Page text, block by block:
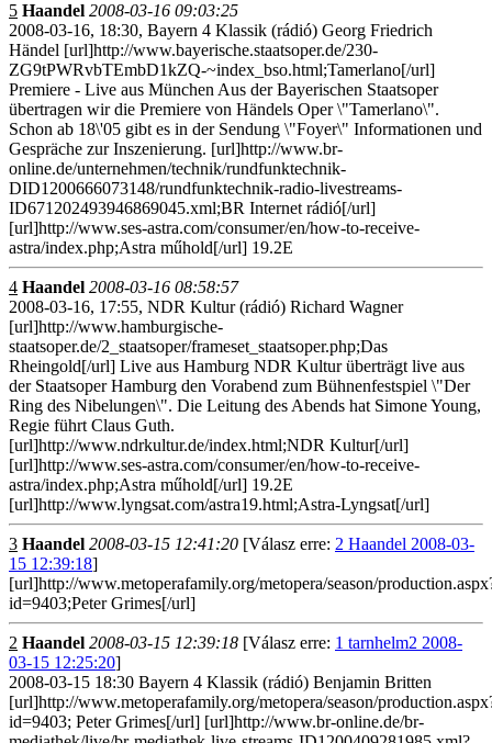
5 Haandel 2008-03-16 09:03:25
2008-03-16, 18:30, Bayern 4 Klassik (rádió) Georg Friedrich
Händel [url]http://www.bayerische.staatsoper.de/230-
ZG9tPWRvbTEmbD1kZQ-~index_bso.html;Tamerlano[/url]
Premiere - Live aus München Aus der Bayerischen Staatsoper
übertragen wir die Premiere von Händels Oper \"Tamerlano\".
Schon ab 18\'05 gibt es in der Sendung \"Foyer\" Informationen und
Gespräche zur Inszenierung. [url]http://www.br-
online.de/unternehmen/technik/rundfunktechnik-
DID1200666073148/rundfunktechnik-radio-livestreams-
ID671202493946869045.xml;BR Internet rádió[/url]
[url]http://www.ses-astra.com/consumer/en/how-to-receive-
astra/index.php;Astra műhold[/url] 19.2E
4 Haandel 2008-03-16 08:58:57
2008-03-16, 17:55, NDR Kultur (rádió) Richard Wagner
[url]http://www.hamburgische-
staatsoper.de/2_staatsoper/frameset_staatsoper.php;Das
Rheingold[/url] Live aus Hamburg NDR Kultur überträgt live aus
der Staatsoper Hamburg den Vorabend zum Bühnenfestspiel \"Der
Ring des Nibelungen\". Die Leitung des Abends hat Simone Young,
Regie führt Claus Guth.
[url]http://www.ndrkultur.de/index.html;NDR Kultur[/url]
[url]http://www.ses-astra.com/consumer/en/how-to-receive-
astra/index.php;Astra műhold[/url] 19.2E
[url]http://www.lyngsat.com/astra19.html;Astra-Lyngsat[/url]
3 Haandel 2008-03-15 12:41:20 [Válasz erre: 2 Haandel 2008-03-
15 12:39:18]
[url]http://www.metoperafamily.org/metopera/season/
id=9403;Peter Grimes[/url]
2 Haandel 2008-03-15 12:39:18 [Válasz erre: 1 tarnhelm2 2008-
03-15 12:25:20]
2008-03-15 18:30 Bayern 4 Klassik (rádió) Benjamin Britten
[url]http://www.metoperafamily.org/metopera/season/
id=9403; Peter Grimes[/url] [url]http://www.br-online.de/br-